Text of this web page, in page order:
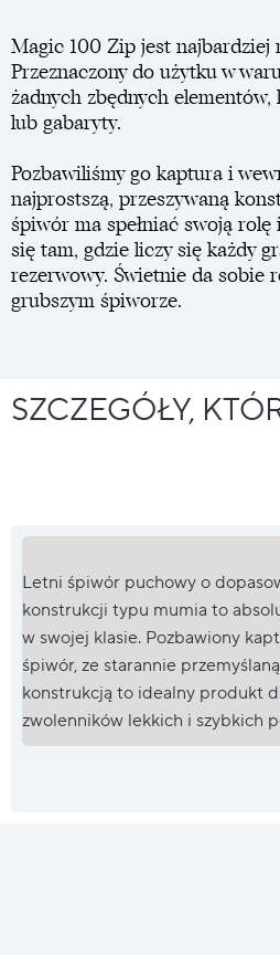
Magic 100 Zip jest
Przeznaczony do użytku w
żadnych zbędnych
lub gabaryty.
Pozbawiliśmy go kaptura i
najprostszą, przeszywaną
śpiwór ma spełniać swoją
się tam, gdzie liczy się każdy
rezerwowy. Świetnie da sobie
grubszym śpiworze.
SZCZEGÓŁY,
Letni śpiwór puchowy o
konstrukcji typu mumia to
w swojej klasie. Pozbawiony
śpiwór, ze starannie przemyślaną
konstrukcją to idealny produkt
zwolenników lekkich i szybkich